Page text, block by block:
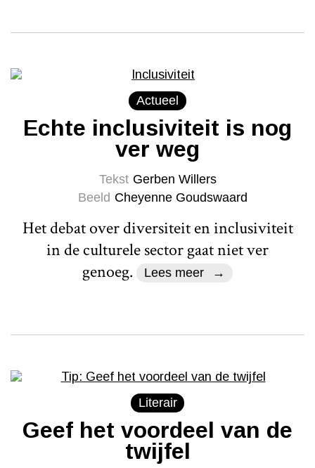
Actueel
Echte inclusiviteit is nog
ver weg
Tekst Gerben Willers
Beeld Cheyenne Goudswaard
Het debat over diversiteit en inclusiviteit
in de culturele sector gaat niet ver
genoeg.
Lees meer
Literair
Geef het voordeel van de
twijfel